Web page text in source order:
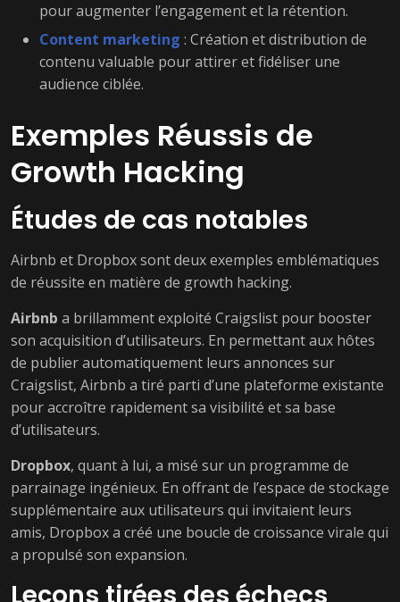
pour augmenter l’engagement et la rétention.
Content marketing : Création et distribution de
contenu valuable pour attirer et fidéliser une
audience ciblée.
Exemples Réussis de
Growth Hacking
Études de cas notables
Airbnb et Dropbox sont deux exemples emblématiques
de réussite en matière de growth hacking.
Airbnb a brillamment exploité Craigslist pour booster
son acquisition d’utilisateurs. En permettant aux hôtes
de publier automatiquement leurs annonces sur
Craigslist, Airbnb a tiré parti d’une plateforme existante
pour accroître rapidement sa visibilité et sa base
d’utilisateurs.
Dropbox, quant à lui, a misé sur un programme de
parrainage ingénieux. En offrant de l’espace de stockage
supplémentaire aux utilisateurs qui invitaient leurs
amis, Dropbox a créé une boucle de croissance virale qui
a propulsé son expansion.